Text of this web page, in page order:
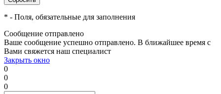
* - Поля, обязательные для заполнения
Сообщение отправлено
Ваше сообщение успешно отправлено. В ближайшее время с
Вами свяжется наш специалист
Закрыть окно
0
0
0